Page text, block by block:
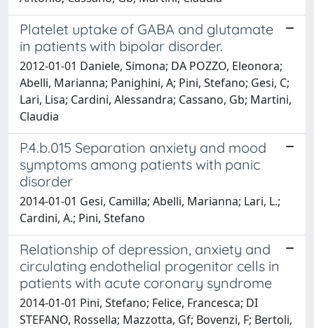
Platelet uptake of GABA and glutamate
in patients with bipolar disorder.
2012-01-01 Daniele, Simona; DA POZZO, Eleonora;
Abelli, Marianna; Panighini, A; Pini, Stefano; Gesi, C;
Lari, Lisa; Cardini, Alessandra; Cassano, Gb; Martini,
Claudia
P.4.b.015 Separation anxiety and mood
symptoms among patients with panic
disorder
2014-01-01 Gesi, Camilla; Abelli, Marianna; Lari, L.;
Cardini, A.; Pini, Stefano
Relationship of depression, anxiety and
circulating endothelial progenitor cells in
patients with acute coronary syndrome
2014-01-01 Pini, Stefano; Felice, Francesca; DI
STEFANO, Rossella; Mazzotta, Gf; Bovenzi, F; Bertoli,